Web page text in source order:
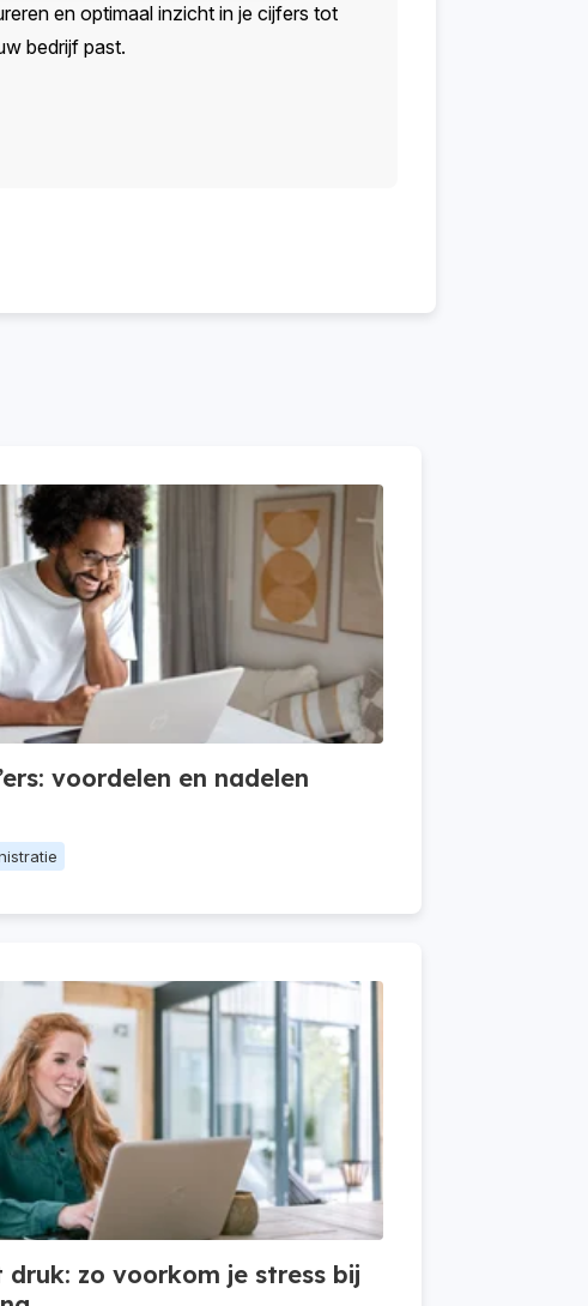
en optimaal inzicht in je cijfers tot
bedrijf past.
voordelen en nadelen
zo voorkom je stress bij